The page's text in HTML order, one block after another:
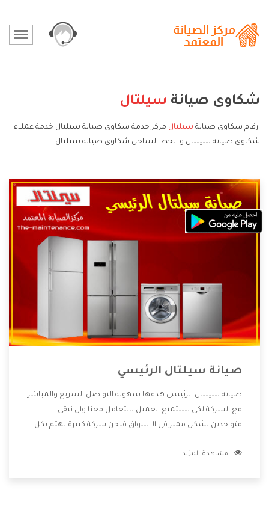
شكاوى صيانة سيلتال
ارقام شكاوى صيانة سيلتال مركز خدمة شكاوى صيانة سيلتال خدمة عملاء
شكاوى صيانة سيلتال و الخط الساخن شكاوى صيانة سيلتال.
صيانة سيلتال الرئيسي
صيانة سيلتال الرئيسي هدفها سهولة التواصل السريع والمباشر
مع الشركة لكى يستمتع العميل بالتعامل معنا وان نبقى
متواجدين بشكل مميز فى الاسواق فنحن شركة كبيرة نهتم بكل
الشركة بها والتى تكون منها خدمة الصيانة التى تكون من أهم
مشاهدة المزيد